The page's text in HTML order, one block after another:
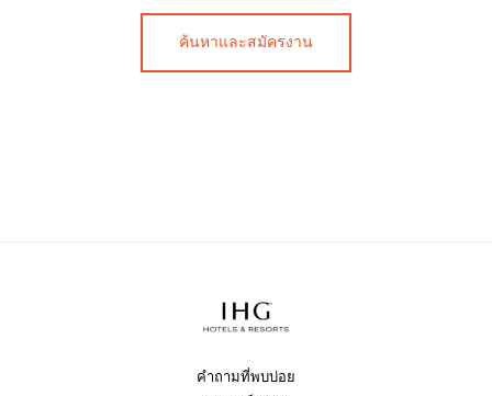
ค้นหาและสมัครงาน
คำถามที่พบบ่อย